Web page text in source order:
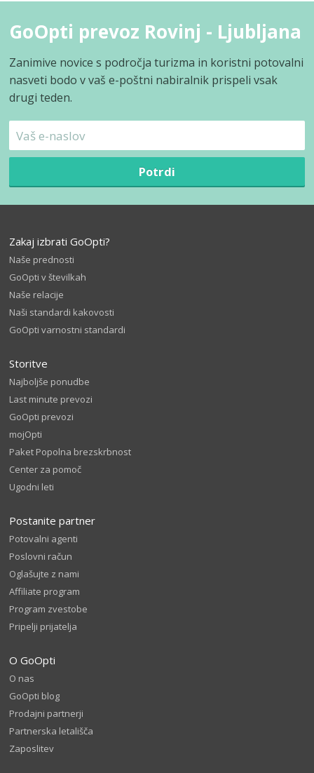
GoOpti prevoz Rovinj - Ljubljana
Zanimive novice s področja turizma in koristni potovalni
nasveti bodo v vaš e-poštni nabiralnik prispeli vsak
drugi teden.
Potrdi
Zakaj izbrati GoOpti?
Naše prednosti
GoOpti v številkah
Naše relacije
Naši standardi kakovosti
GoOpti varnostni standardi
Storitve
Najboljše ponudbe
Last minute prevozi
GoOpti prevozi
mojOpti
Paket Popolna brezskrbnost
Center za pomoč
Ugodni leti
Postanite partner
Potovalni agenti
Poslovni račun
Oglašujte z nami
Affiliate program
Program zvestobe
Pripelji prijatelja
O GoOpti
O nas
GoOpti blog
Prodajni partnerji
Partnerska letališča
Zaposlitev